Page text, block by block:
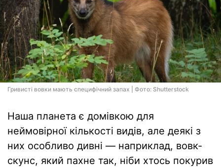
Гривисті вовки мають специфічний запах | Фото: Shutterstock
Наша планета є домівкою для
неймовірної кількості видів, але деякі з
них особливо дивні — наприклад, вовк-
скунс, який пахне так, ніби хтось покурив